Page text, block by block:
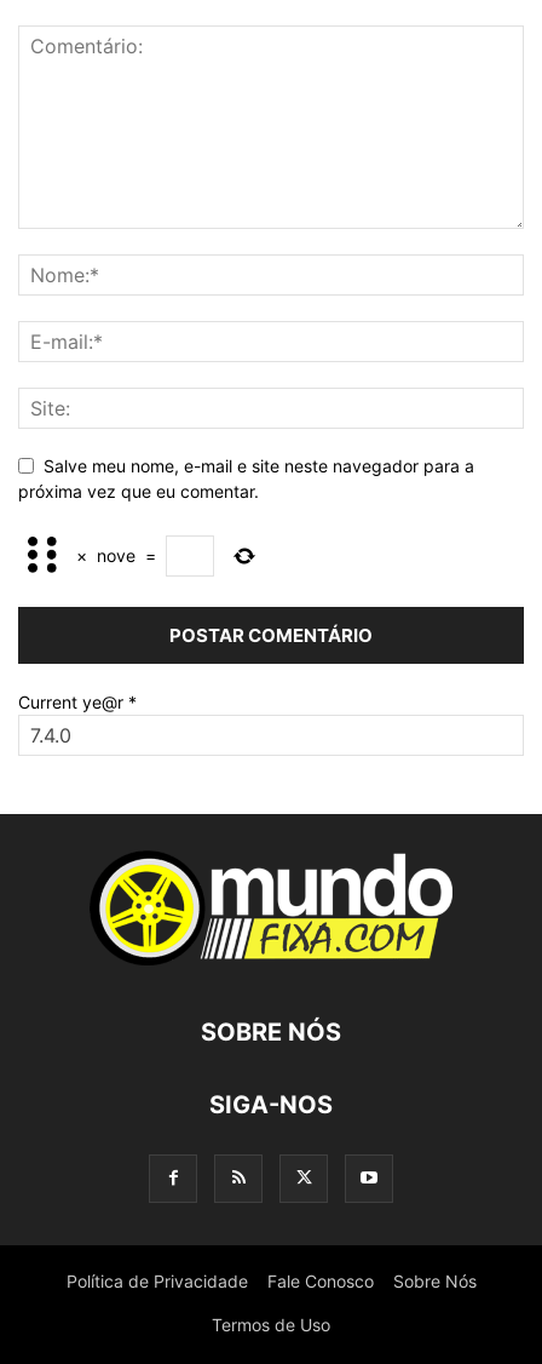
Salve meu nome, e-mail e site neste navegador para a
próxima vez que eu comentar.
× nove =
Current ye@r *
SOBRE NÓS
SIGA-NOS
Política de Privacidade Fale Conosco Sobre Nós
Termos de Uso